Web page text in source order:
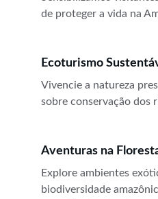
Ecoturismo
Vivencie a natureza
sobre conservação dos
Aventuras na
Explore ambientes
biodiversidade
de proteger a vida na